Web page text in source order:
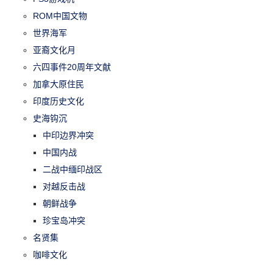
ROM中国文物
世界海军
亚裔文化月
六四事件20周年文献
加拿大原住民
印度历史文化
史海钩沉
中印边界冲突
中国内战
二战中缅印战区
对越反击战
朝鲜战争
珍宝岛冲突
名贤集
咖啡文化